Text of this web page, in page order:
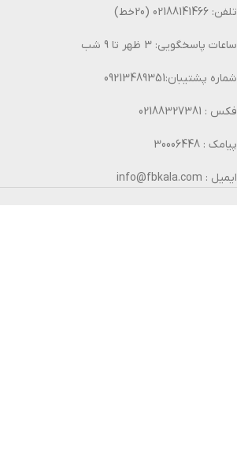
تلفن: 02188141466 (20خط)
ساعات پاسخگویی: 3 ظهر تا 9 شب
شماره پشتیبان:09213489351
فکس : 02188327381
پیامک : 30006448
ایمیل : info@fbkala.com